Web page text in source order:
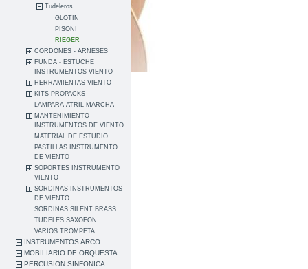
Tudeleros
GLOTIN
PISONI
RIEGER
CORDONES - ARNESES
FUNDA - ESTUCHE
INSTRUMENTOS VIENTO
HERRAMIENTAS VIENTO
KITS PROPACKS
LAMPARA ATRIL MARCHA
MANTENIMIENTO
INSTRUMENTOS DE VIENTO
MATERIAL DE ESTUDIO
PASTILLAS INSTRUMENTO
DE VIENTO
SOPORTES INSTRUMENTO
VIENTO
SORDINAS INSTRUMENTOS
DE VIENTO
SORDINAS SILENT BRASS
TUDELES SAXOFON
VARIOS TROMPETA
INSTRUMENTOS ARCO
MOBILIARIO DE ORQUESTA
PERCUSION SINFONICA